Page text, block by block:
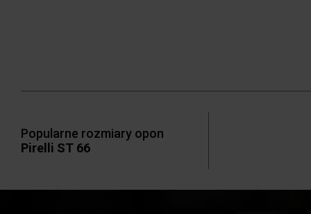
Popularne rozmiary opon
Pirelli ST 66